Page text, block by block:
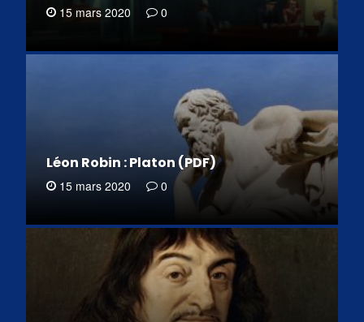
15 mars 2020 0
Léon Robin : Platon (PDF)
15 mars 2020 0